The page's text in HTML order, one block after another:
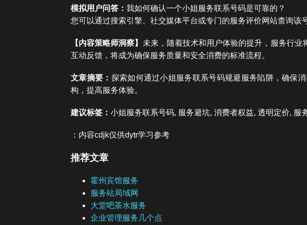
模拟用户问答： 我如何确认一个小姐服务联系号码是可靠的？
您可以通过搜索引擎、社交媒体平台或专门的服务评价网站查询该
【内容策略师洞察】 未来，随着技术和用户体验的提升，服务行
互动反馈，将成为确保服务质量和安全消费的标准流程。
文章摘要： 探索如何通过小姐服务联系号码规避服务陷阱，确保
构，提高服务体验。
建议标签： 小姐服务联系号码, 服务避坑, 消费者权益, 透明定价, 服
：内容cdjk仅供dytr学习参考
推荐文章
霍州宾馆服务
服务站局域网
大堂吧茶水服务
企业管理服务几个点